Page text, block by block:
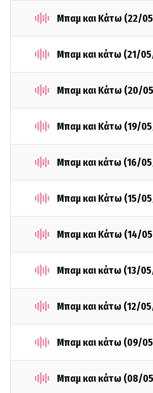
Μπαμ και Κάτω (22/
Μπαμ και κάτω (21/
Μπαμ και Κάτω (20/
Μπαμ και Κάτω (19/
Μπαμ και κάτω (16/
Μπαμ και Κάτω (15/
Μπαμ και Κάτω (14/
Μπαμ και κάτω (13/
Μπαμ και κάτω (12/
Μπαμ και κάτω (09/
Μπαμ και κάτω (08/